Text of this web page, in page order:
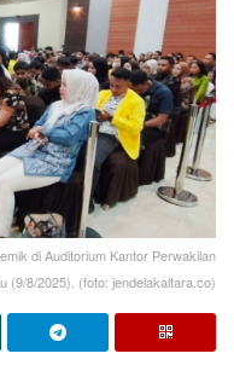
di Auditorium Kantor Perwakilan
(9/8/2025). (foto: jendelakaltara.co)